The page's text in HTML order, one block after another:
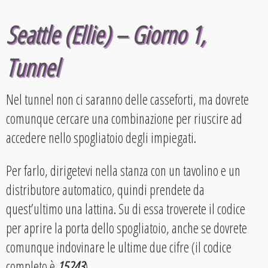
Seattle (Ellie) – Giorno 1,
Tunnel
Nel tunnel non ci saranno delle casseforti, ma dovrete
comunque cercare una combinazione per riuscire ad
accedere nello spogliatoio degli impiegati.
Per farlo, dirigetevi nella stanza con un tavolino e un
distributore automatico, quindi prendete da
quest’ultimo una lattina. Su di essa troverete il codice
per aprire la porta dello spogliatoio, anche se dovrete
comunque indovinare le ultime due cifre (il codice